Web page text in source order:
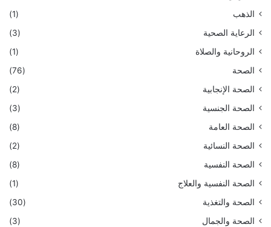
الذهب
(1)
الرعاية الصحية
(3)
الروحانية والصلاة
(1)
الصحة
(76)
الصحة الإنجابية
(2)
الصحة الجنسية
(3)
الصحة العامة
(8)
الصحة النسائية
(2)
الصحة النفسية
(8)
الصحة النفسية والعلاج
(1)
الصحة والتغذية
(30)
الصحة والجمال
(3)